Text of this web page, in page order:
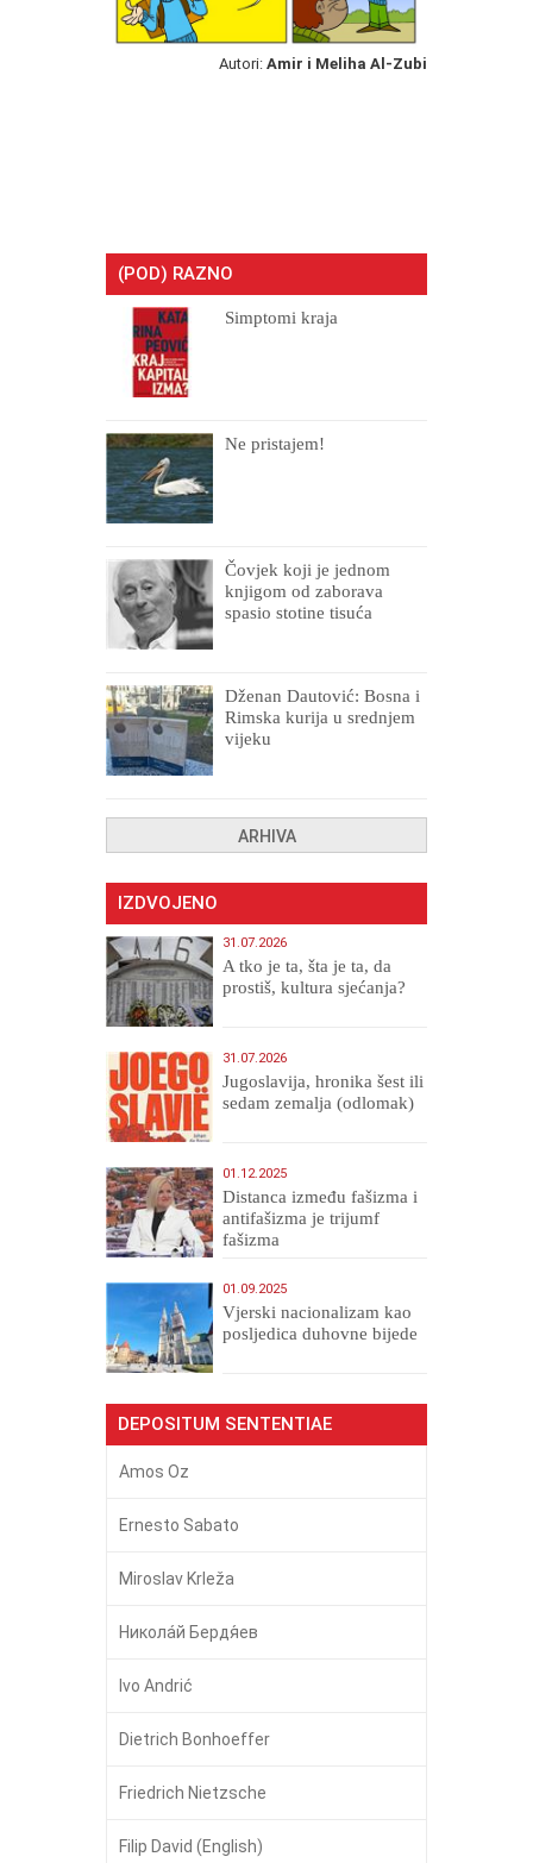
Autori: Amir i Meliha Al-Zubi
(POD) RAZNO
Simptomi kraja
Ne pristajem!
Čovjek koji je jednom
knjigom od zaborava
spasio stotine tisuća
Dženan Dautović: Bosna i
Rimska kurija u srednjem
vijeku
ARHIVA
IZDVOJENO
31.07.2026
A tko je ta, šta je ta, da
prostiš, kultura sjećanja?
31.07.2026
Jugoslavija, hronika šest ili
sedam zemalja (odlomak)
01.12.2025
Distanca između fašizma i
antifašizma je trijumf
fašizma
01.09.2025
​Vjerski nacionalizam kao
posljedica duhovne bijede
DEPOSITUM SENTENTIAE
Amos Oz
Ernesto Sabato
Miroslav Krleža
Никола́й Бердя́ев
Ivo Andrić
Dietrich Bonhoeffer
Friedrich Nietzsche
Filip David (English)